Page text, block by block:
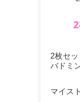
2枚セ
バドミ
マイス